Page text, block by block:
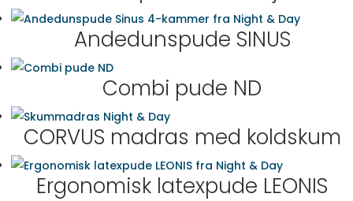
Andedunspude SINUS
Combi pude ND
CORVUS madras med koldskum
Ergonomisk latexpude LEONIS